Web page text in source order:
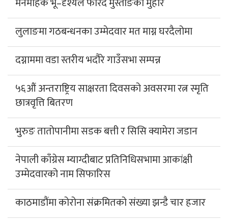
लुलाङमा गठबन्धनका उम्मेदवार मत माग्न घरदैलोमा
दग्नाममा वडा स्तरीय भदौरे गाउँसभा सम्पन्न
५६औं अन्तराष्ट्रिय साक्षरता दिवसको अवसरमा रत्न स्मृति
छात्रवृत्ति बितरण
भुरुङ तातोपानीमा सडक बत्ती र सिसि क्यामेरा जडान
नेपाली काँग्रेस म्याग्दीबाट प्रतिनिधिसभामा आकांक्षी
उम्मेदवारको नाम सिफारिस
काठमाडौंमा कोरोना संक्रमितको संख्या झन्डै चार हजार